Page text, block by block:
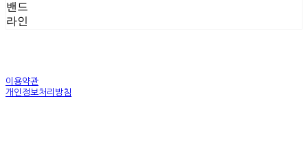
밴드
라인
이용약관
개인정보처리방침